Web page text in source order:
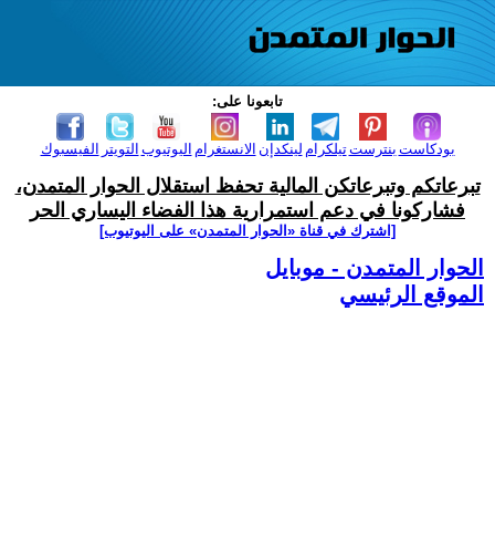
تابعونا على:
الفيسبوك التويتر اليوتيوب الانستغرام لينكدإن تيلكرامبنترست بودكاست
تبرعاتكم وتبرعاتكن المالية تحفظ استقلال الحوار المتمدن،
فشاركونا في دعم استمرارية هذا الفضاء اليساري الحر
[اشترك في قناة ‫«الحوار المتمدن» على اليوتيوب]
الحوار المتمدن - موبايل
الموقع الرئيسي